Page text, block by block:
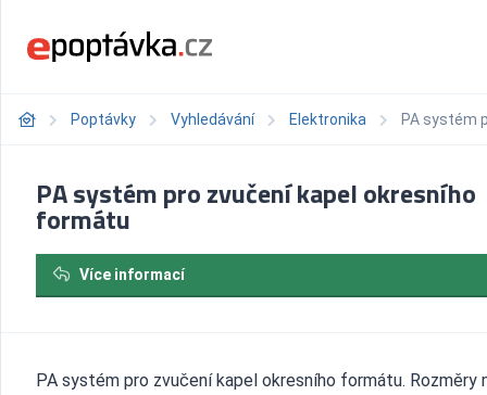
Poptávky Vyhledávání Elektronika PA systém
PA systém pro zvučení kapel okresního
formátu
Více informací
PA systém pro zvučení kapel okresního formátu. Rozměry